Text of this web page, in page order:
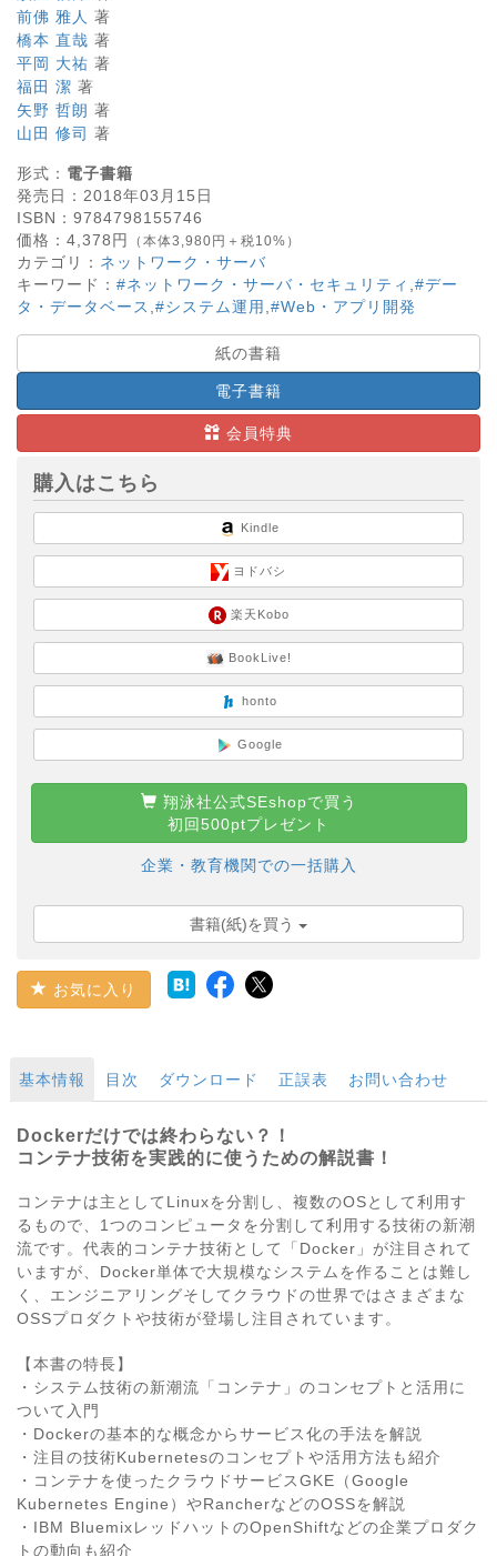
前佛 雅人 著
橋本 直哉 著
平岡 大祐 著
福田 潔 著
矢野 哲朗 著
山田 修司 著
形式： 電子書籍
発売日： 2018年03月15日
ISBN： 9784798155746
価格： 4,378 円 （本体3,980円＋税10%）
カテゴリ： ネットワーク・サーバ
キーワード： #ネットワーク・サーバ・セキュリティ #デー
タ・データベース #システム運用 #Web・アプリ開発
紙の書籍
電子書籍
会員特典
購入はこちら
Kindle
ヨドバシ
楽天Kobo
BookLive!
honto
Google
翔泳社公式SEshopで買う
初回500ptプレゼント
企業・教育機関での一括購入
書籍(紙)を買う
お気に入り
基本情報 目次 ダウンロード 正誤表 お問い合わせ
Dockerだけでは終わらない？！
コンテナ技術を実践的に使うための解説書！
コンテナは主としてLinuxを分割し、複数のOSとして利用す
るもので、1つのコンピュータを分割して利用する技術の新潮
流です。代表的コンテナ技術として「Docker」が注目されて
いますが、Docker単体で大規模なシステムを作ることは難し
く、エンジニアリングそしてクラウドの世界ではさまざまな
OSSプロダクトや技術が登場し注目されています。
【本書の特長】
・システム技術の新潮流「コンテナ」のコンセプトと活用に
ついて入門
・Dockerの基本的な概念からサービス化の手法を解説
・注目の技術Kubernetesのコンセプトや活用方法も紹介
・コンテナを使ったクラウドサービスGKE（Google
Kubernetes Engine）やRancherなどのOSSを解説
・IBM BluemixレッドハットのOpenShiftなどの企業プロダク
トの動向も紹介